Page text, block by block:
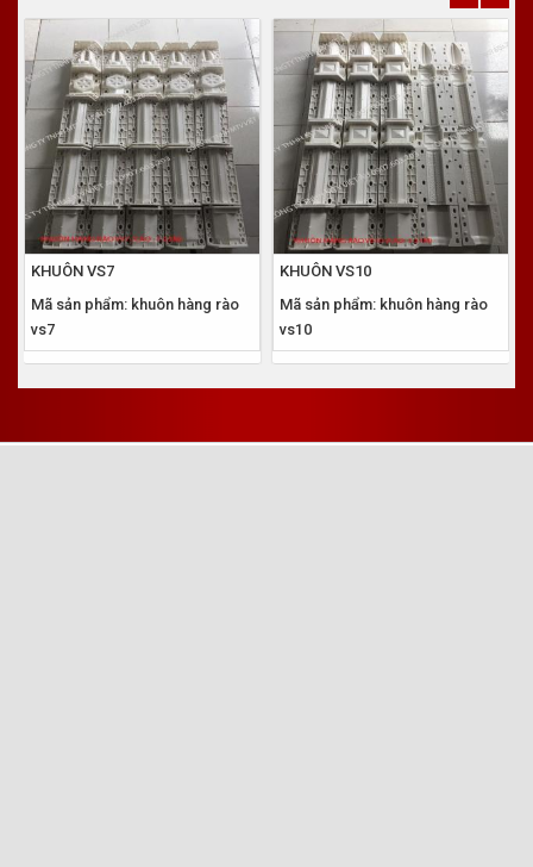
KHUÔN VS7
Mã sản phẩm: khuôn hàng rào
vs7
KHUÔN VS10
Mã sản phẩm: khuôn hàng rào
vs10